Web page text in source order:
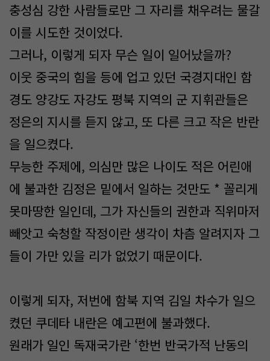
충성심 강한 사람들로만 그 자리를 채우려는 물갈
이를 시도한 것이었다.
그러나, 이렇게 되자 무슨 일이 일어났을까?
이웃 중국의 힘을 등에 업고 있던 국경지대인 함
경도 양강도 자강도 평북 지역의 군 지휘관들은
정은의 지시를 듣지 않고, 또 다른 크고 작은 반란
을 일으켰다.
무능한 주제에, 의심만 많은 나이도 적은 어린애
에 불과한 김정은 밑에서 일하는 것만도 * 꼴리게
못마땅한 일인데, 그가 자신들의 권한과 직위마저
빼앗고 숙청할 작정이란 생각이 차츰 알려지자 그
들이 가만 있을 리가 없었기 때문이다.
이렇게 되자, 저번에 함북 지역 김일 차수가 일으
켰던 쿠데타 내란은 예고편에 불과했다.
원래가 일인 독재국가란 ‘한번 반국가적 난동의